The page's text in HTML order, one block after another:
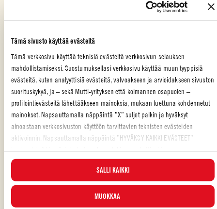
Tämä sivusto käyttää evästeitä
Tämä verkkosivu käyttää teknisiä evästeitä verkkosivun selauksen
mahdollistamiseksi. Suostumuksellasi verkkosivu käyttää muun tyyppisiä
evästeitä, kuten analyyttisiä evästeitä, valvoakseen ja arvioidakseen sivuston
suorituskykyä, ja – sekä Mutti-yrityksen että kolmannen osapuolen –
profilointievästeitä lähettääkseen mainoksia, mukaan luettuna kohdennetut
mainokset. Napsauttamalla näppäintä ”X” suljet palkin ja hyväksyt
ainoastaan verkkosivuston käyttöön tarvittavien teknisten evästeiden
aktivoinnin. Napsauttamalla näppäintä ”HYVÄKSY KAIKKI EVÄSTEET”
profilointievästeet. Voit valita milloin tahansa, mitkä evästeet hyväksyt, ja
katsella päivitettyä evästeluetteloa ”HALLINNOI”-painikkeesta. Lisätietoja
varten tutustuEvästekäytäntöömme.
SALLI KAIKKI
MUOKKAA
Ruskista teflonpannulla tilkassa öljyä hienonnettu sipuli ja
valkosipuli
Lisää sekaan viini, paseerattu tomaatti, loraus vettä, suolaa ja
Lisää sitten pannulle täytetyt kaalinlehdet, salvianlehdet ja
tarvittaessa vettä
Kypsennä noin 30 minuuttia ja tarjoile hyvin lämpimänä
PÄÄRUOKA,PERHE,ITALIALAINEN,VIHANNEKSET,LIHA
Piditkö reseptistä?
ARVOSTELE JA JAA KAVEREILLESI